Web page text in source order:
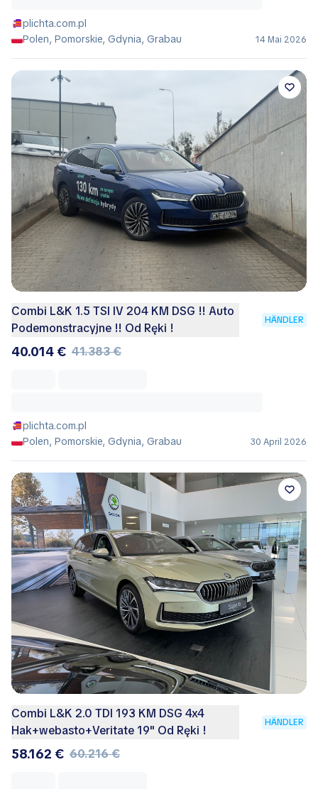
plichta.com.pl
Polen, Pomorskie, Gdynia, Grabau
14 Mai 2026
Combi L&K 1.5 TSI IV 204 KM DSG !! Auto
Podemonstracyjne !! Od Ręki !
HÄNDLER
40.014 € 41.383 €
plichta.com.pl
Polen, Pomorskie, Gdynia, Grabau
30 April 2026
Combi L&K 2.0 TDI 193 KM DSG 4x4
Hak+webasto+Veritate 19" Od Ręki !
HÄNDLER
58.162 € 60.216 €